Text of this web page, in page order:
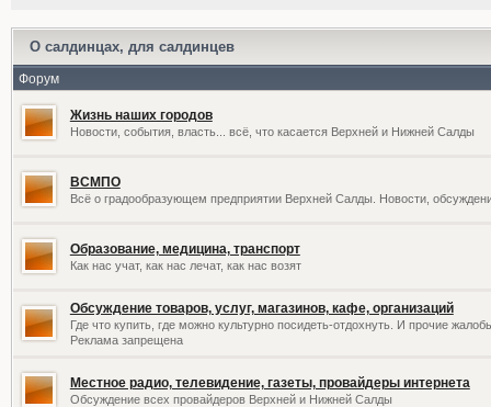
О салдинцах, для салдинцев
Форум
Жизнь наших городов
Новости, события, власть... всё, что касается Верхней и Нижней Салды
ВСМПО
Всё о градообразующем предприятии Верхней Салды. Новости,
Образование, медицина, транспорт
Как нас учат, как нас лечат, как нас возят
Обсуждение товаров, услуг, магазинов, кафе, организаций
Где что купить, где можно культурно посидеть-отдохнуть. И прочие
Реклама запрещена
Местное радио, телевидение, газеты, провайдеры интернета
Обсуждение всех провайдеров Верхней и Нижней Салды